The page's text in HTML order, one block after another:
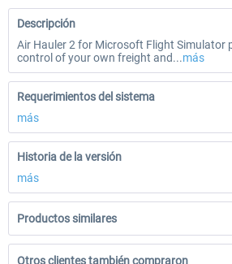
Descripción
Air Hauler 2 for Microsoft Flight Simulator
control of your own freight and...más
Requerimientos del sistema
más
Historia de la versión
más
Productos similares
Otros clientes también compraron